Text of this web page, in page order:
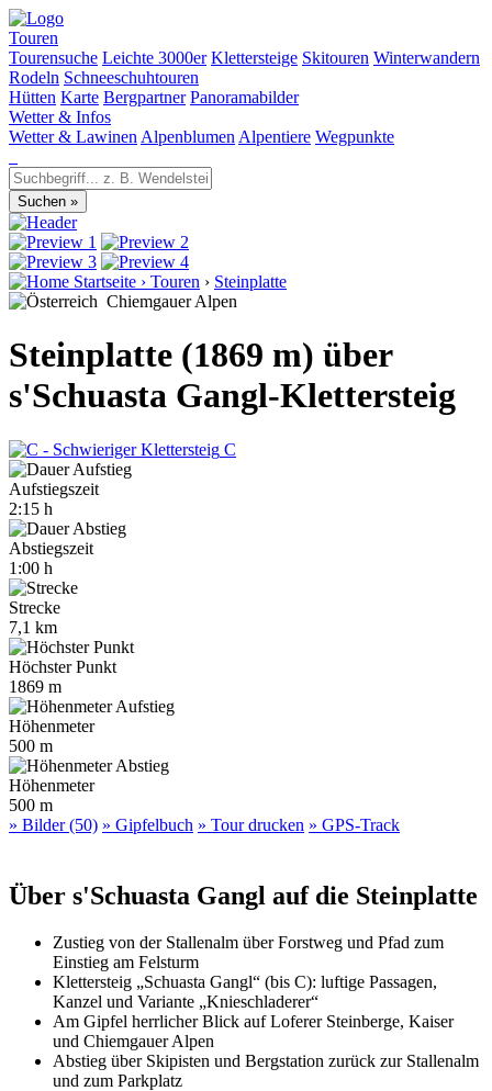
Touren
Tourensuche Leichte 3000er Klettersteige Skitouren Winterwandern
Rodeln Schneeschuhtouren
Hütten Karte Bergpartner Panoramabilder
Wetter & Infos
Wetter & Lawinen Alpenblumen Alpentiere Wegpunkte
Startseite › Touren › Steinplatte
Chiemgauer Alpen
Steinplatte (1869 m) über
s'Schuasta Gangl-Klettersteig
C
Aufstiegszeit
2:15 h
Abstiegszeit
1:00 h
Strecke
7,1 km
Höchster Punkt
1869 m
Höhenmeter
500 m
Höhenmeter
500 m
» Bilder (50) » Gipfelbuch » Tour drucken » GPS-Track
Über s'Schuasta Gangl auf die Steinplatte
Zustieg von der Stallenalm über Forstweg und Pfad zum
Einstieg am Felsturm
Klettersteig „Schuasta Gangl“ (bis C): luftige Passagen,
Kanzel und Variante „Knieschladerer“
Am Gipfel herrlicher Blick auf Loferer Steinberge, Kaiser
und Chiemgauer Alpen
Abstieg über Skipisten und Bergstation zurück zur Stallenalm
und zum Parkplatz